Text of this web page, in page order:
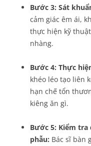
Bước 3: Sát
cảm giác êm ái,
thực hiện kỹ
nhàng.
Bước 4: Thực
khéo léo tạo liên
hạn chế tổn
kiêng ăn gì.
Bước 5: Kiểm
phẫu: Bác sĩ bàn